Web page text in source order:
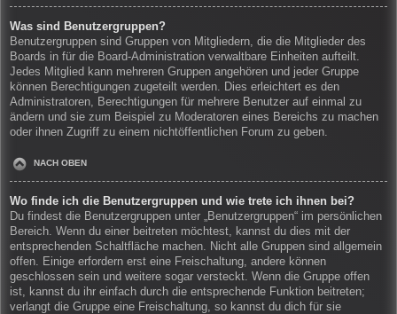
Was sind Benutzergruppen?
Benutzergruppen sind Gruppen von Mitgliedern, die die Mitglieder des
Boards in für die Board-Administration verwaltbare Einheiten aufteilt.
Jedes Mitglied kann mehreren Gruppen angehören und jeder Gruppe
können Berechtigungen zugeteilt werden. Dies erleichtert es den
Administratoren, Berechtigungen für mehrere Benutzer auf einmal zu
ändern und sie zum Beispiel zu Moderatoren eines Bereichs zu machen
oder ihnen Zugriff zu einem nichtöffentlichen Forum zu geben.
NACH OBEN
Wo finde ich die Benutzergruppen und wie trete ich ihnen bei?
Du findest die Benutzergruppen unter „Benutzergruppen“ im persönlichen
Bereich. Wenn du einer beitreten möchtest, kannst du dies mit der
entsprechenden Schaltfläche machen. Nicht alle Gruppen sind allgemein
offen. Einige erfordern erst eine Freischaltung, andere können
geschlossen sein und weitere sogar versteckt. Wenn die Gruppe offen
ist, kannst du ihr einfach durch die entsprechende Funktion beitreten;
verlangt die Gruppe eine Freischaltung, so kannst du dich für sie